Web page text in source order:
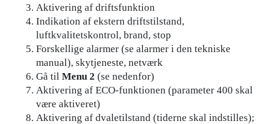
Aktivering af driftsfunktion
Indikation af ekstern driftstilstand,
luftkvalitetskontrol, brand, stop
Forskellige alarmer (se alarmer i den tekniske
manual), skytjeneste, netværk
Gå til Menu 2 (se nedenfor)
Aktivering af ECO-funktionen (parameter 400 skal
være aktiveret)
Aktivering af dvaletilstand (tiderne skal indstilles);